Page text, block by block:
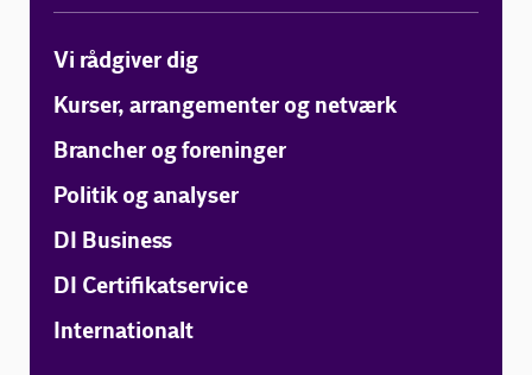
Vi rådgiver dig
Kurser, arrangementer og netværk
Brancher og foreninger
Politik og analyser
DI Business
DI Certifikatservice
Internationalt